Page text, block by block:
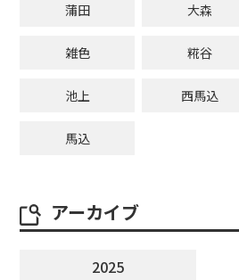
蒲田 大森
雑色 糀谷
池上 西馬込
馬込
アーカイブ
2025